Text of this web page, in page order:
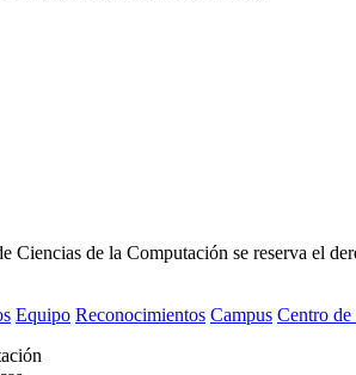
Ciencias de la Computación se reserva el
Equipo Reconocimientos Campus Centro de